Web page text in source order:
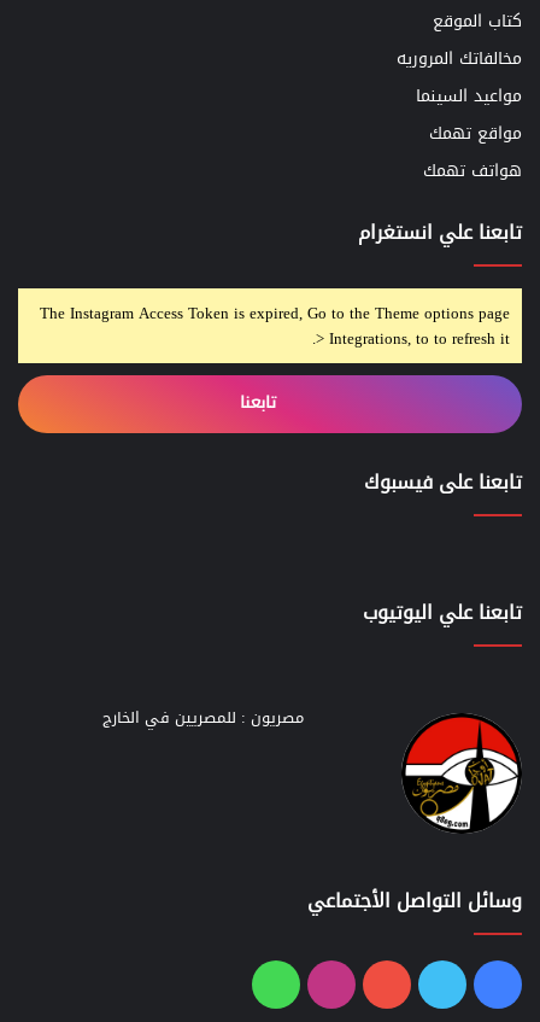
كتاب الموقع
مخالفاتك المروريه
مواعيد السينما
مواقع تهمك
هواتف تهمك
تابعنا علي انستغرام
The Instagram Access Token is expired, Go to the Theme options page
> Integrations, to to refresh it.
تابعنا
تابعنا على فيسبوك
تابعنا علي اليوتيوب
مصريون : للمصريين في الخارج
وسائل التواصل الأجتماعي
فيسبوك
تويتر يوتيوبانستقرامواتساب